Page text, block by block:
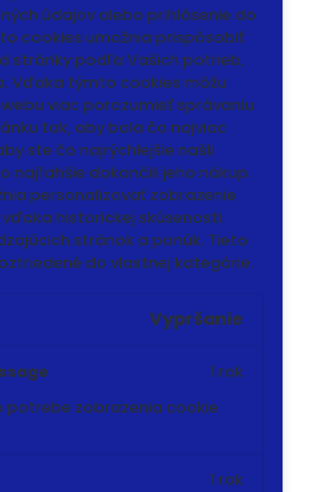
údajov alebo prihlásenie do
cookies umožnia prispôsobiť
stránky podľa Vašich potrieb,
Vďaka týmto cookies môžu
viac porozumieť správaniu
tak, aby bola čo najviac
ste čo najrýchlejšie našli
najľahšie dokončili jeho nákup.
personalizovať zobrazenie
historickej skúsenosti
stránok a ponúk. Tieto
do vlastnej kategórie.
Vypršanie
potrebe zobrazenia cookie
1 rok
1 rok